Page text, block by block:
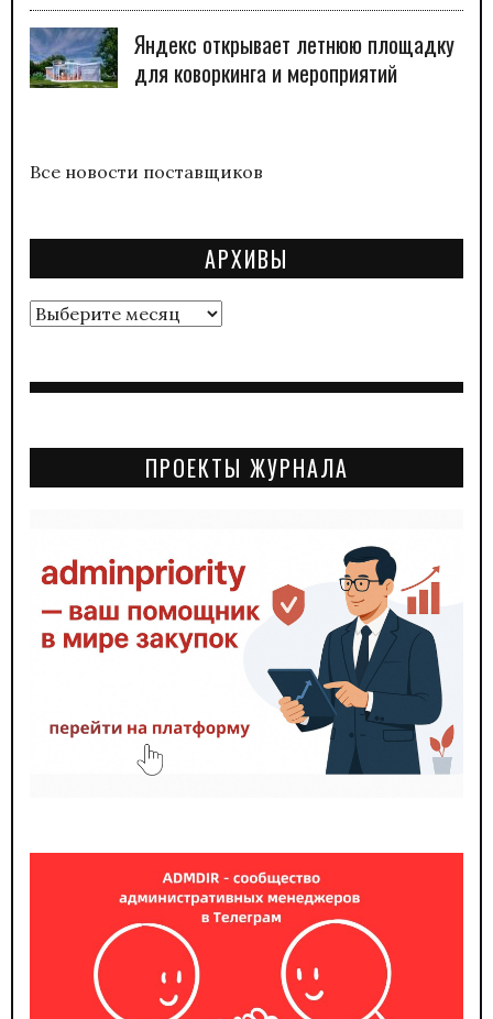
Яндекс открывает летнюю площадку
для коворкинга и мероприятий
Все новости поставщиков
АРХИВЫ
Архивы
ПРОЕКТЫ ЖУРНАЛА